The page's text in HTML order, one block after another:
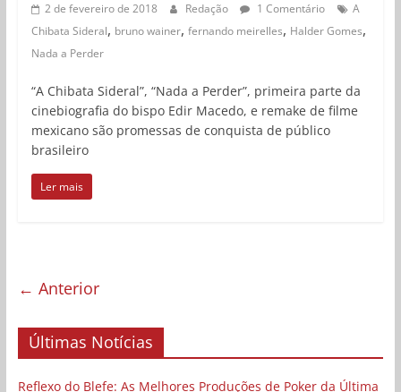
2 de fevereiro de 2018 Redação 1 Comentário
A
Chibata Sideral, bruno wainer, fernando meirelles, Halder Gomes,
Nada a Perder
“A Chibata Sideral”, “Nada a Perder”, primeira parte da
cinebiografia do bispo Edir Macedo, e remake de filme
mexicano são promessas de conquista de público
brasileiro
Ler mais
← Anterior
Últimas Notícias
Reflexo do Blefe: As Melhores Produções de Poker da Última